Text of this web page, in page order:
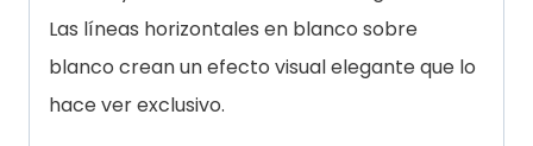
Las líneas horizontales en blanco sobre
blanco crean un efecto visual elegante que lo
hace ver exclusivo.